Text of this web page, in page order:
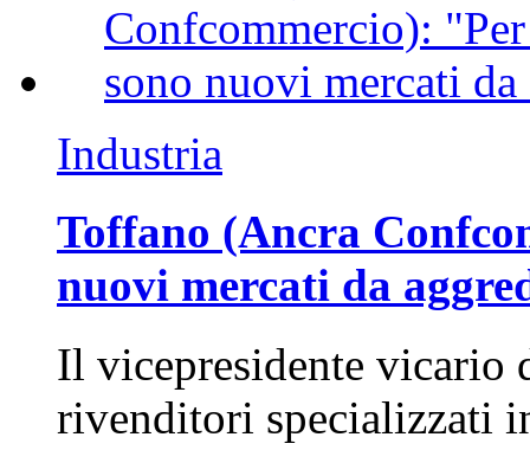
Industria
Toffano (Ancra
nuovi mercati da
Il vicepresidente vicario
rivenditori specializzati